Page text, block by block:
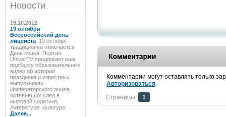
Новости
19.10.2012
19 октября –
Всероссийский день
лицеиста 19 октября
традиционно отмечается
День лицея. Портал
UniverTV предлагает вам
подборку образовательных
видео об истории
праздника и известных
выпускниках
Императорского лицея,
оставивших след в
мировой политике,
литературе, культуре.
Далее...
Комментарии могут оставлять только
Авторизоваться
Страницы:
1